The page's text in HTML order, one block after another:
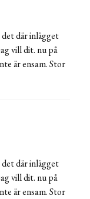
där inlägget
vill dit. nu på
är ensam. Stor
där inlägget
vill dit. nu på
är ensam. Stor